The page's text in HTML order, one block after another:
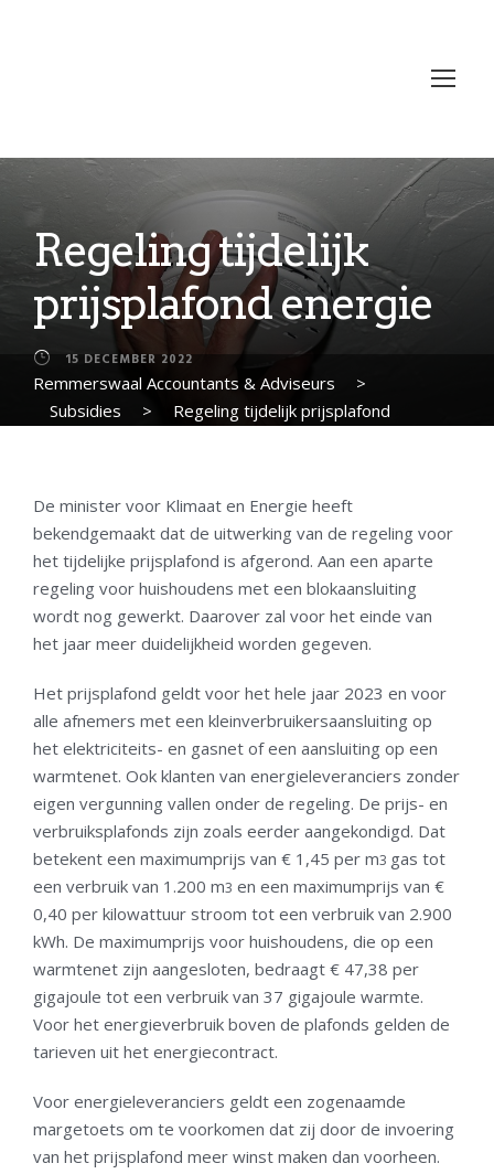
Regeling tijdelijk
prijsplafond energie
15 DECEMBER 2022
Remmerswaal Accountants & Adviseurs
>
Subsidies
>
Regeling tijdelijk prijsplafond
De minister voor Klimaat en Energie heeft
bekendgemaakt dat de uitwerking van de regeling voor
het tijdelijke prijsplafond is afgerond. Aan een aparte
regeling voor huishoudens met een blokaansluiting
wordt nog gewerkt. Daarover zal voor het einde van
het jaar meer duidelijkheid worden gegeven.
Het prijsplafond geldt voor het hele jaar 2023 en voor
alle afnemers met een kleinverbruikersaansluiting op
het elektriciteits- en gasnet of een aansluiting op een
warmtenet. Ook klanten van energieleveranciers zonder
eigen vergunning vallen onder de regeling. De prijs- en
verbruiksplafonds zijn zoals eerder aangekondigd. Dat
betekent een maximumprijs van € 1,45 per m3 gas tot
een verbruik van 1.200 m3 en een maximumprijs van €
0,40 per kilowattuur stroom tot een verbruik van 2.900
kWh. De maximumprijs voor huishoudens, die op een
warmtenet zijn aangesloten, bedraagt € 47,38 per
gigajoule tot een verbruik van 37 gigajoule warmte.
Voor het energieverbruik boven de plafonds gelden de
tarieven uit het energiecontract.
Voor energieleveranciers geldt een zogenaamde
margetoets om te voorkomen dat zij door de invoering
van het prijsplafond meer winst maken dan voorheen.